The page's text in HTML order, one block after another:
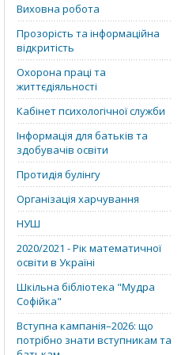
Виховна робота
Прозорість та інформаційна
відкритість
Охорона праці та
життєдіяльності
Кабінет психологічної служби
Інформація для батьків та
здобувачів освіти
Протидія булінгу
Організація харчування
НУШ
2020/2021 - Рік математичної
освіти в Україні
Шкільна бібліотека "Мудра
Софійка"
Вступна кампанія–2026: що
потрібно знати вступникам та